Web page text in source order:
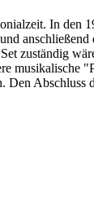
In den
zuständig